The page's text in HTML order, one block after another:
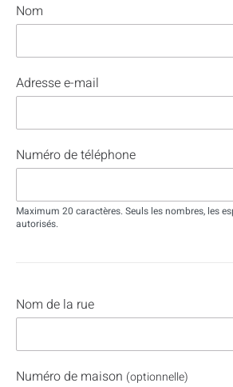
Nom
Adresse e-mail
Numéro de téléphone
Maximum 20 caractères. Seuls les nombres, les
autorisés.
Nom de la rue
Numéro de maison (optionnelle)